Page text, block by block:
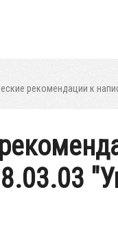
рекомендации к